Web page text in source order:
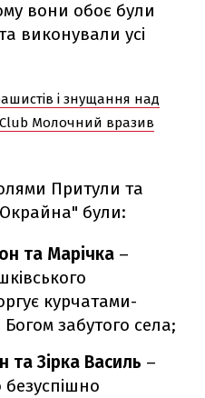
вони обоє були
виконували усі
і знущання над
Сlub Молочний вразив
Притули та
були:
та Марічка –
курчатами-
забутого села;
та Зірка Василь –